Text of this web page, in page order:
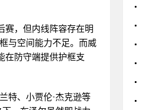
赛，但内线阵容存在明
与空间能力不足。而威
在防守端提供护框支
特、小贾伦·杰克逊等